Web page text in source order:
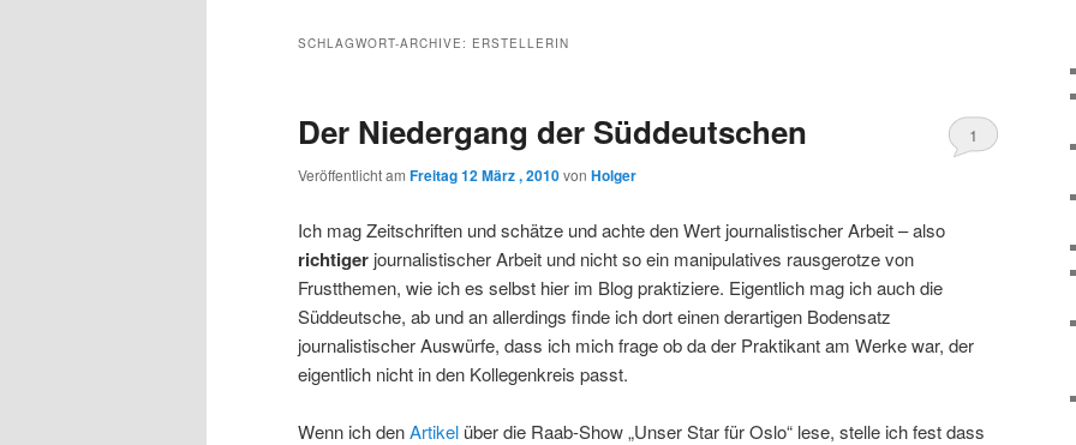
wechseln
SCHLAGWORT-ARCHIVE: ERSTELLERIN
Der Niedergang der Süddeutschen
Veröffentlicht am Freitag 12 März , 2010von Holger
1
Ich mag Zeitschriften und schätze und achte den Wert journalistischer Arbeit – also
richtiger journalistischer Arbeit und nicht so ein manipulatives rausgerotze von
Frustthemen, wie ich es selbst hier im Blog praktiziere. Eigentlich mag ich auch die
Süddeutsche, ab und an allerdings finde ich dort einen derartigen Bodensatz
journalistischer Auswürfe, dass ich mich frage ob da der Praktikant am Werke war, der
eigentlich nicht in den Kollegenkreis passt.
Wenn ich denArtikel über die Raab-Show „Unser Star für Oslo“ lese, stelle ich fest dass